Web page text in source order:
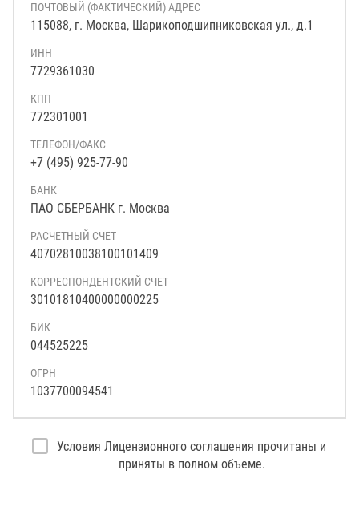
ПОЧТОВЫЙ (ФАКТИЧЕСКИЙ) АДРЕС
115088, г. Москва, Шарикоподшипниковская ул., д.1
ИНН
7729361030
КПП
772301001
ТЕЛЕФОН/ФАКС
+7 (495) 925-77-90
БАНК
ПАО СБЕРБАНК г. Москва
РАСЧЕТНЫЙ СЧЕТ
40702810038100101409
КОРРЕСПОНДЕНТСКИЙ СЧЕТ
30101810400000000225
БИК
044525225
ОГРН
1037700094541
Условия Лицензионного соглашения прочитаны и
приняты в полном объеме.